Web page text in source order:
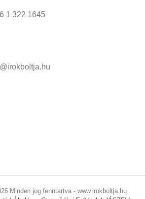
1 322 1645
Minden jog fenntartva - www.irokboltja.hu